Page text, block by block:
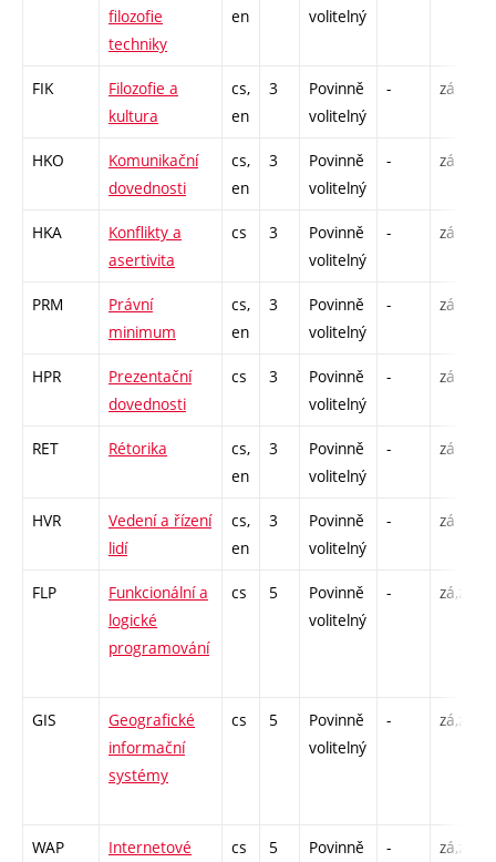
filozofie
techniky
en
volitelný
FIK
Filozofie a
kultura
cs,
en
3
Povinně
volitelný
- zá
HKO
Komunikační
dovednosti
cs,
en
3
Povinně
volitelný
- zá
HKA
Konflikty a
asertivita
cs 3
Povinně
volitelný
- zá
PRM
Právní
minimum
cs,
en
3
Povinně
volitelný
- zá
HPR
Prezentační
dovednosti
cs 3
Povinně
volitelný
- zá
RET Rétorika
cs,
en
3
Povinně
volitelný
- zá
HVR
Vedení a řízení
lidí
cs,
en
3
Povinně
volitelný
- zá
FLP
Funkcionální a
logické
programování
cs 5
Povinně
volitelný
- zá,zk
GIS
Geografické
informační
systémy
cs 5
Povinně
volitelný
- zá,zk
WAP
Internetové
cs 5
Povinně
- zá,zk